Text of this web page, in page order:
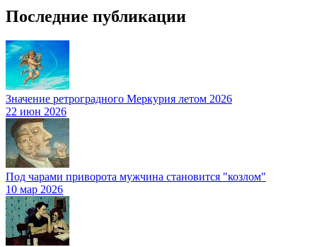
Последние публикации
Значение ретроградного Меркурия летом 2026
22 июн 2026
Под чарами приворота мужчина становится "козлом"
10 мар 2026